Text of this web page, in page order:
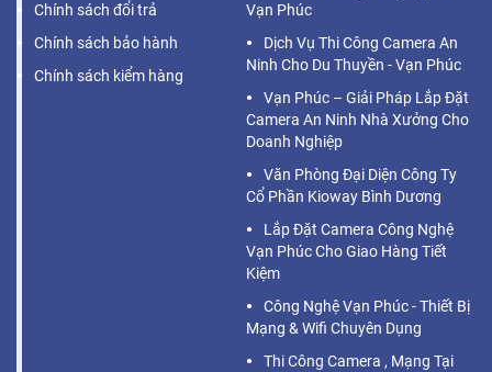
Chính sách đổi trả
Chính sách bảo hành
Chính sách kiểm hàng
Vạn Phúc
Dịch Vụ Thi Công Camera An
Ninh Cho Du Thuyền - Vạn Phúc
Vạn Phúc – Giải Pháp Lắp Đặt
Camera An Ninh Nhà Xưởng Cho
Doanh Nghiệp
Văn Phòng Đại Diện Công Ty
Cổ Phần Kioway Bình Dương
Lắp Đặt Camera Công Nghệ
Vạn Phúc Cho Giao Hàng Tiết
Kiệm
Công Nghệ Vạn Phúc - Thiết Bị
Mạng & Wifi Chuyên Dụng
Thi Công Camera , Mạng Tại